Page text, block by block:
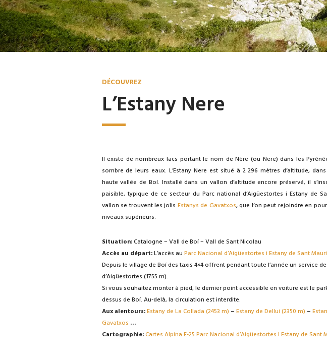
DÉCOUVREZ
L’Estany Nere
Il existe de nombreux lacs portant le nom de Nère (ou Nere) dans les
sombre de leurs eaux. L’Estany Nere est situé à 2 296 mètres d’altitude,
haute vallée de Boí. Installé dans un vallon d’altitude encore préservé, il
paisible, typique de ce secteur du Parc national d’Aigüestortes i Estany de
vallon se trouvent les jolis Estanys de Gavatxos, que l’on peut rejoindre en
niveaux supérieurs.
Situation:Catalogne – Vall de Boí – Vall de Sant Nicolau
Accès au départ:L’accès au Parc Nacional d’Aigüestortes i Estany de Sant
Depuis le village de Boí des taxis 4×4 offrent pendant toute l’année un service
d’Aigüestortes (1755 m).
Si vous souhaitez monter à pied, le dernier point accessible en voiture est le
dessus de Boí. Au-delà, la circulation est interdite.
Aux alentours:Estany de La Collada (2453 m) – Estany de Dellui (2350 m) –
Gavatxos …
Cartographie:Cartes Alpina E-25 Parc Nacional d’Aigüestortes I Estany de Sant